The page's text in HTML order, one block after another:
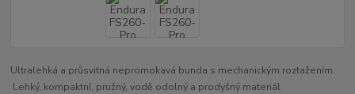
Ultralehká a průsvitná nepromokavá bunda s mechanickým roztažením.
Lehký, kompaktní, pružný, vodě odolný a prodyšný materiál